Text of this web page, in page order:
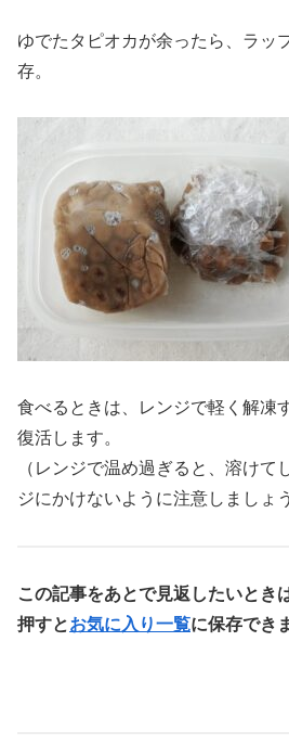
ゆでたタピオカが余ったら、ラッ
存。
食べるときは、レンジで軽く解凍
復活します。
（レンジで温め過ぎると、溶けて
ジにかけないように注意しましょ
この記事をあとで見返したいとき
押すとお気に入り一覧に保存でき